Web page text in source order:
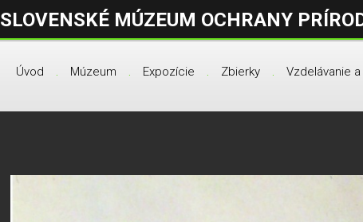
SLOVENSKÉ MÚZEUM OCHRANY
Úvod Múzeum Expozície Zbierky Vzdelávanie